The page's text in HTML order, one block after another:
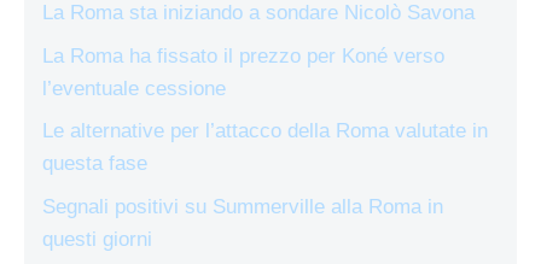
La Roma sta iniziando a sondare Nicolò Savona
La Roma ha fissato il prezzo per Koné verso
l’eventuale cessione
Le alternative per l’attacco della Roma valutate in
questa fase
Segnali positivi su Summerville alla Roma in
questi giorni